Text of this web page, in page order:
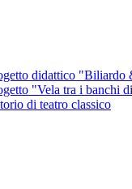
didattico "Biliardo
"Vela tra i banchi
di teatro classico